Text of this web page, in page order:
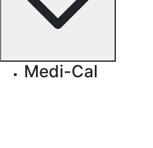
Medi-Cal